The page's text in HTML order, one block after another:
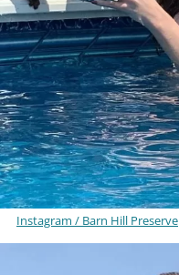
Instagram / Barn Hill Preserve